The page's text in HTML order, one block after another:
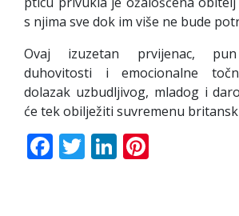
s njima sve dok im više ne bude
Ovaj izuzetan prvijenac, pun
duhovitosti i emocionalne
dolazak uzbudljivog, mladog i
će tek obilježiti suvremenu
Facebook
TwitterLinkedIn